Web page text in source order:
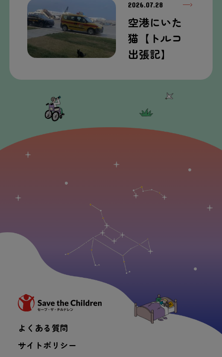
2026.07.28
空港にいた
猫 【トルコ
出張記】
よくある 質問
サイトポリシー